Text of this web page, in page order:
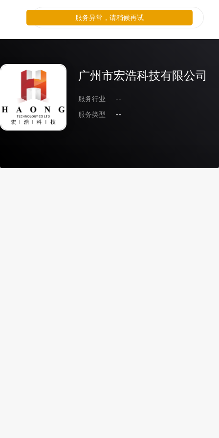
广州市宏浩科技有限公司
服务行业
--
服务类型
--
服务异常，请稍候再试